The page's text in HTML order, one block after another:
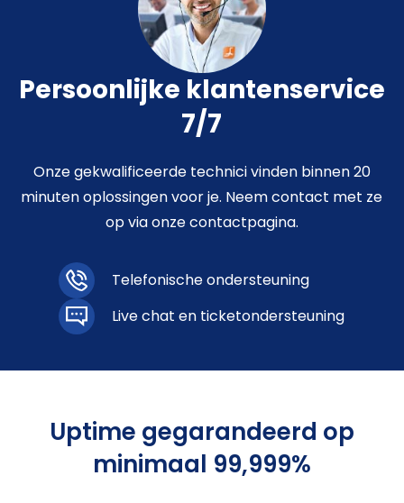
Persoonlijke klantenservice
7/7
Onze gekwalificeerde technici vinden binnen 20
minuten oplossingen voor je. Neem contact met ze
op via onze contactpagina.
Telefonische ondersteuning
Live chat en ticketondersteuning
Uptime gegarandeerd op
minimaal 99,999%